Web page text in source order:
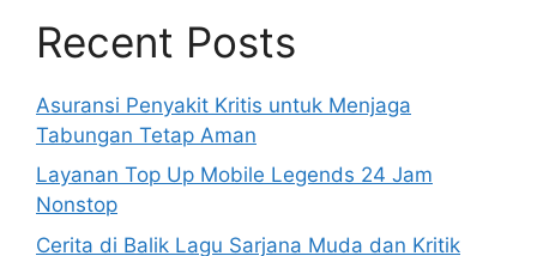
Recent Posts
Asuransi Penyakit Kritis untuk Menjaga
Tabungan Tetap Aman
Layanan Top Up Mobile Legends 24 Jam
Nonstop
Cerita di Balik Lagu Sarjana Muda dan Kritik